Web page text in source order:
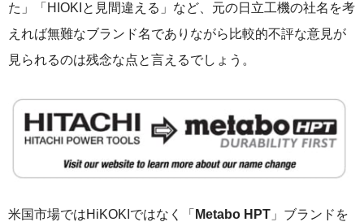
た」「HIOKIと見間違える」など、元の日立工機の社名を考
えれば無難なブランド名でありながら比較的不評な意見が
見られるのは残念な点と言えるでしょう。
米国市場ではHiKOKIではなく「 Metabo HPT 」ブランドを